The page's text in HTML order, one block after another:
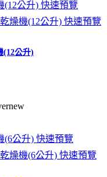
快速預覽
快速預覽
(12公升)
快速預覽
快速預覽